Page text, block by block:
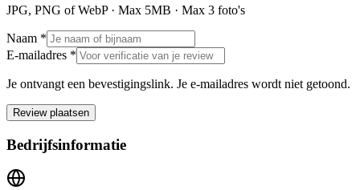
JPG, PNG of WebP · Max 5MB · Max 3 foto's
Naam *
E-mailadres *
Je ontvangt een bevestigingslink. Je e-mailadres wordt niet getoond.
Review plaatsen
Bedrijfsinformatie